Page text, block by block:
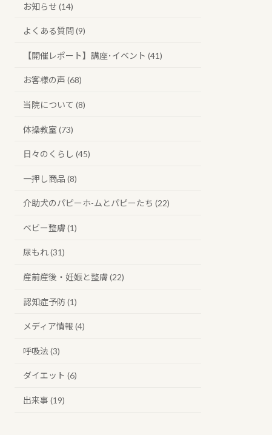
お知らせ (14)
よくある質問 (9)
【開催レポート】講座･イベント (41)
お客様の声 (68)
当院について (8)
体操教室 (73)
日々のくらし (45)
一押し商品 (8)
介助犬のパピーホ-ムとパピーたち (22)
ベビー整膚 (1)
尿もれ (31)
産前産後・妊娠と整膚 (22)
認知症予防 (1)
メディア情報 (4)
呼吸法 (3)
ダイエット (6)
出来事 (19)